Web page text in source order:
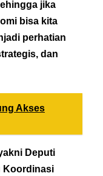
jika
bisa kita
perhatian
dan
Akses
Deputi
Koordinasi